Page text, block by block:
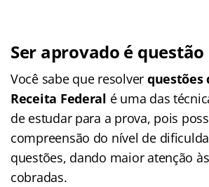
Ser aprovado é
Você sabe que resolver questões
Receita Federal é uma das
de estudar para a prova, pois
compreensão do nível de
questões, dando maior atenção
cobradas.